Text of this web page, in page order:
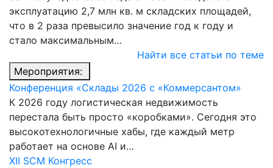
эксплуатацию 2,7 млн кв. м складских площадей,
что в 2 раза превысило значение год к году и
стало максимальным…
Найти все статьи по теме
Мероприятия:
Конференция «Склады 2026 с «Коммерсантом»
К 2026 году логистическая недвижимость
перестала быть просто «коробками». Сегодня это
высокотехнологичные хабы, где каждый метр
работает на основе AI и…
XII SCM Конгресс